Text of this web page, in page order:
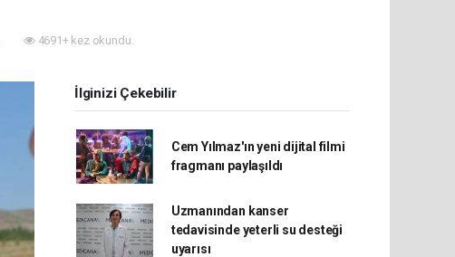
4691+ kez okundu.
İlginizi Çekebilir
Cem Yılmaz'ın yeni dijital filmi
fragmanı paylaşıldı
Uzmanından kanser
tedavisinde yeterli su desteği
uyarısı